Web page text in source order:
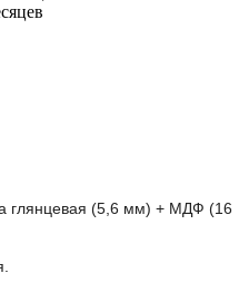
глянцевая (5,6 мм) + МДФ (16